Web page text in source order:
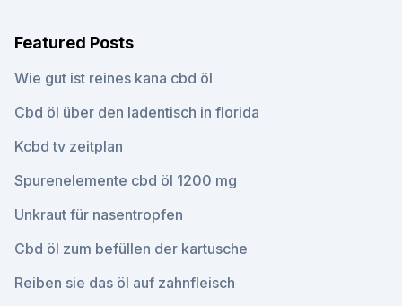
Featured Posts
Wie gut ist reines kana cbd öl
Cbd öl über den ladentisch in florida
Kcbd tv zeitplan
Spurenelemente cbd öl 1200 mg
Unkraut für nasentropfen
Cbd öl zum befüllen der kartusche
Reiben sie das öl auf zahnfleisch